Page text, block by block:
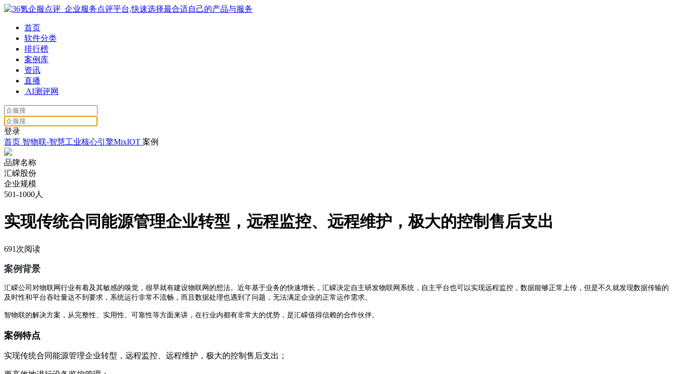
首页
软件分类
排行榜
案例库
资讯
直播
AI测评网
登录
首页 智物联-智慧工业核心引擎MixIOT 案例
品牌名称
汇嵘股份
企业规模
501-1000人
实现传统合同能源管理企业转型，远程监控、远程维护，极大的控制售后支出
691次阅读
案例背景
汇嵘公司对物联网行业有着及其敏感的嗅觉，很早就有建设物联网的想法。近年基于业务的快速增长，汇嵘决定自主研发物联网系统，自主平台也可以实现远程监控，数据能够正常上传，但是不久就发现数据传输的
及时性和平台吞吐量达不到要求，系统运行非常不流畅，而且数据处理也遇到了问题，无法满足企业的正常运作需求。
智物联的解决方案，从完整性、实用性、可靠性等方面来讲，在行业内都有非常大的优势，是汇嵘值得信赖的合作伙伴。
案例特点
实现传统合同能源管理企业转型，远程监控、远程维护，极大的控制售后支出；